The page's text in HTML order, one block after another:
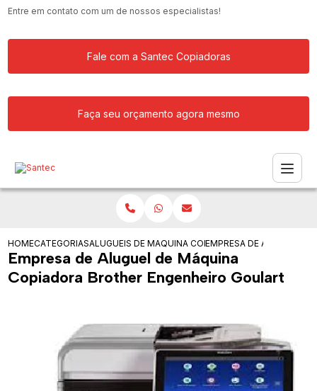
Entre em contato com um de nossos especialistas!
Fale com a Santec Copiadoras
Faça seu orçamento agora mesmo
HOMECATEGORIASALUGUEIS DE COPIADORASMAQUINA COPIADORA COLORIDA PARA
EMPRESA DE ALUGUEL
Empresa de Aluguel de Máquina
Copiadora Brother Engenheiro Goulart